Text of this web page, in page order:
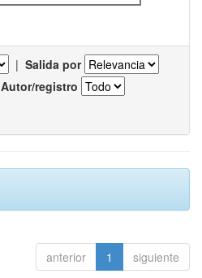
| Salida por
Autor/registro
anterior 1 siguiente